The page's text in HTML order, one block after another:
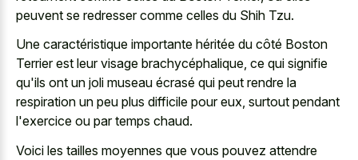
peuvent se redresser comme celles du Shih Tzu.
Une caractéristique importante héritée du côté Boston
Terrier est leur visage brachycéphalique, ce qui signifie
qu'ils ont un joli museau écrasé qui peut rendre la
respiration un peu plus difficile pour eux, surtout pendant
l'exercice ou par temps chaud.
Voici les tailles moyennes que vous pouvez attendre